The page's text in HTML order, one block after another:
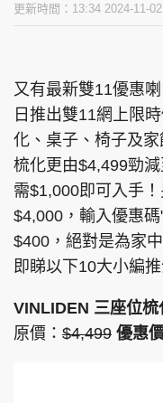
更新時間：13:34 2024-11-02
又有最新雙11優惠
日推出雙11網上限
化、桌子、椅子及
梳化更由$4,499勁
需$1,000即可入手
$4,000，輸入優惠
$400，絕對是為家
即睇以下10大小編
VINLIDEN 三座位
原價： $4,499 優惠